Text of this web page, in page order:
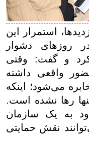
استمرار این
روزهای دشوار
کرد و گفت: وقتی
واقعی داشته
می‌شود؛ اینکه
رها نشده است.
به یک سازمان
نقش حمایتی